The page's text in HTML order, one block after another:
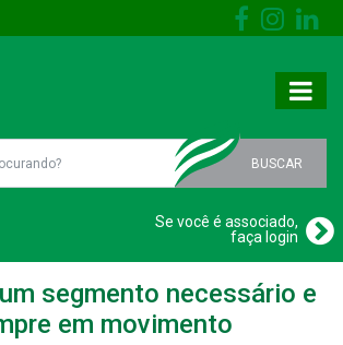
BUSCAR
Se você é associado,
faça login
segmento necessário e
em movimento